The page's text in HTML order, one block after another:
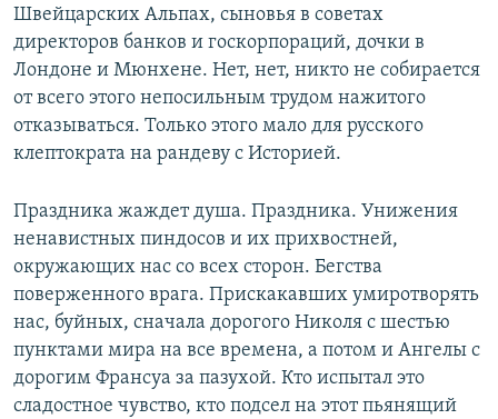
Швейцарских Альпах, сыновья в советах
директоров банков и госкорпораций, дочки в
Лондоне и Мюнхене. Нет, нет, никто не собирается
от всего этого непосильным трудом нажитого
отказываться. Только этого мало для русского
клептократа на рандеву c Историей.
Праздника жаждет душа. Праздника. Унижения
ненавистных пиндосов и их прихвостней,
окружающих нас со всех сторон. Бегства
поверженного врага. Прискакавших умиротворять
нас, буйных, сначала дорогого Николя с шестью
пунктами мира на все времена, а потом и Ангелы с
дорогим Франсуа за пазухой. Кто испытал это
сладостное чувство, кто подсел на этот пьянящий